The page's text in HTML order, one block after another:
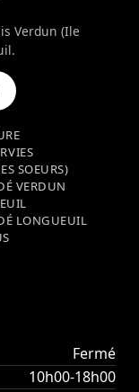
Verdun (Ile
SOEURS)
VERDUN
LONGUEUIL
Fermé
10h00-18h00